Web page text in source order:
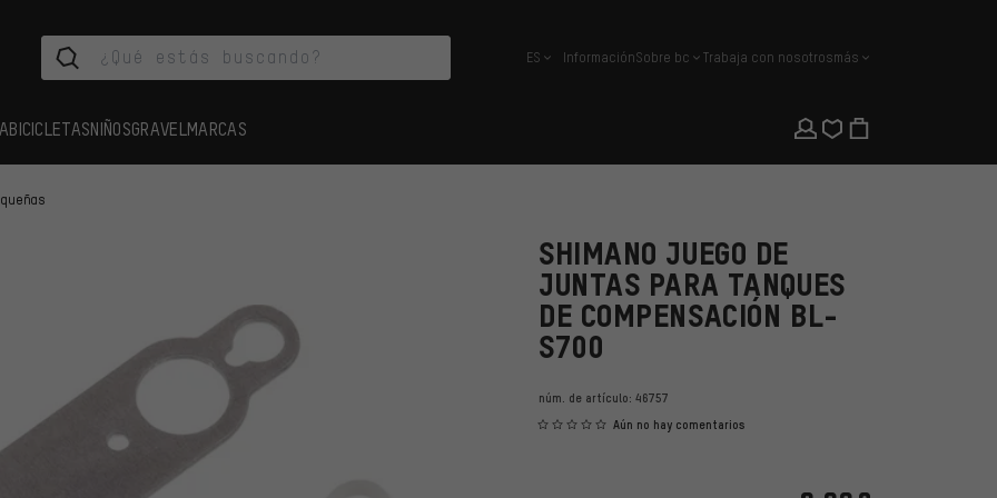
español
ES InformaciónSobre bc Trabaja con nosotrosmás
BICICLETASNIÑOSGRAVEL MARCAS
SHIMANO JUEGO DE
JUNTAS PARA TANQUES
DE COMPENSACIÓN BL-
S700
núm. de artículo: 46757
Aún no hay comentarios